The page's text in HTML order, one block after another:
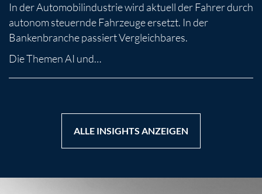
In der Automobilindustrie wird aktuell der Fahrer durch
autonom steuernde Fahrzeuge ersetzt. In der
Bankenbranche passiert Vergleichbares.
Die Themen AI und…
ALLE INSIGHTS ANZEIGEN